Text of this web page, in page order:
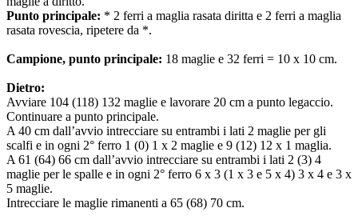
Punto principale: * 2 ferri a maglia rasata diritta e 2 ferri a maglia
rasata rovescia, ripetere da *.
Campione, punto principale: 18 maglie e 32 ferri = 10 x 10 cm.
Dietro:
Avviare 104 (118) 132 maglie e lavorare 20 cm a punto legaccio.
Continuare a punto principale.
A 40 cm dall’avvio intrecciare su entrambi i lati 2 maglie per gli
scalfi e in ogni 2° ferro 1 (0) 1 x 2 maglie e 9 (12) 12 x 1 maglia.
A 61 (64) 66 cm dall’avvio intrecciare su entrambi i lati 2 (3) 4
maglie per le spalle e in ogni 2° ferro 6 x 3 (1 x 3 e 5 x 4) 3 x 4 e 3 x
5 maglie.
Intrecciare le maglie rimanenti a 65 (68) 70 cm.